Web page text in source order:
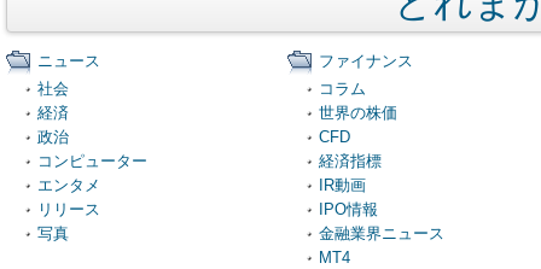
ニュース
社会
経済
政治
コンピューター
エンタメ
リリース
写真
ファイナンス
コラム
世界の株価
CFD
経済指標
IR動画
IPO情報
金融業界ニュース
MT4